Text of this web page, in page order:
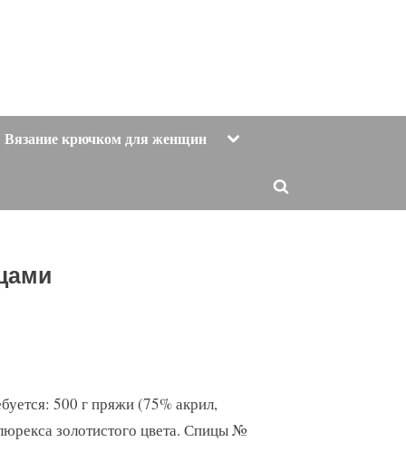
Вязание крючком для женщин Toggle
Toggle
500 г пряжи (75% акрил,
золотистого цвета. Спицы №